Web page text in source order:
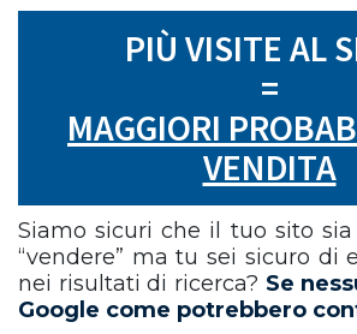
PIÙ VISITE AL
=
MAGGIORI
VENDITA
Siamo sicuri che il tuo sito
“vendere” ma tu sei sicuro di
nei risultati di ricerca? Se
Google come potrebbero